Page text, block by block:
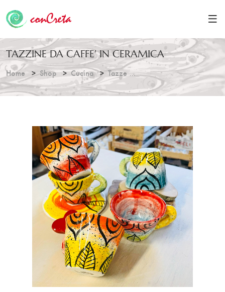
TAZZINE DA CAFFE' IN CERAMICA
Home Shop Cucina Tazze